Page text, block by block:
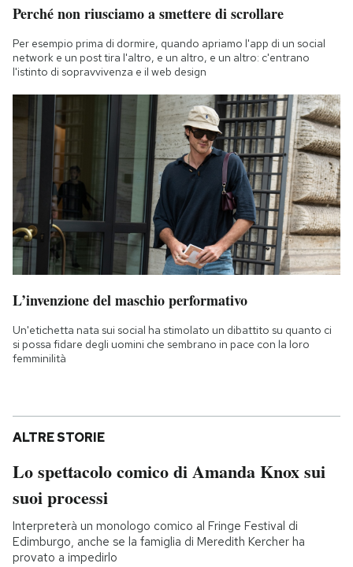
Perché non riusciamo a smettere di scrollare
Per esempio prima di dormire, quando apriamo l'app di un social
network e un post tira l'altro, e un altro, e un altro: c'entrano
l'istinto di sopravvivenza e il web design
L’invenzione del maschio performativo
Un'etichetta nata sui social ha stimolato un dibattito su quanto ci
si possa fidare degli uomini che sembrano in pace con la loro
femminilità
ALTRE STORIE
Lo spettacolo comico di Amanda Knox sui
suoi processi
Interpreterà un monologo comico al Fringe Festival di
Edimburgo, anche se la famiglia di Meredith Kercher ha
provato a impedirlo